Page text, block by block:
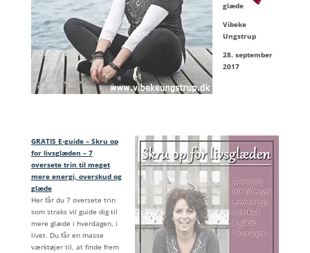
glæde
Vibeke
Ungstrup
28. september
2017
GRATIS E-guide – Skru op
for livsglæden – 7
oversete trin til meget
mere energi, overskud og
glæde
Her får du 7 oversete trin
som straks vil guide dig til
mere glæde i hverdagen, i
livet. Du får en masse
værktøjer til, at finde frem